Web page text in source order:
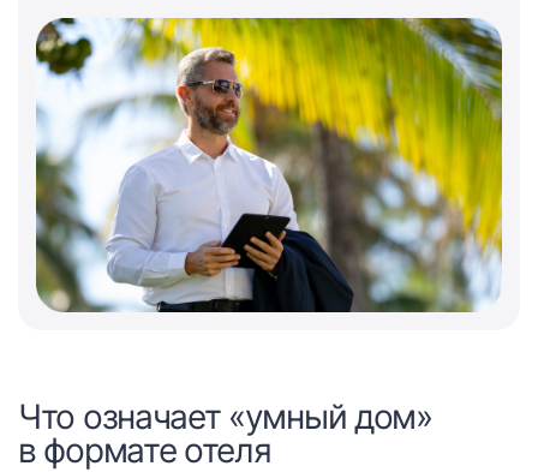
Что означает «умный дом»
в формате отеля